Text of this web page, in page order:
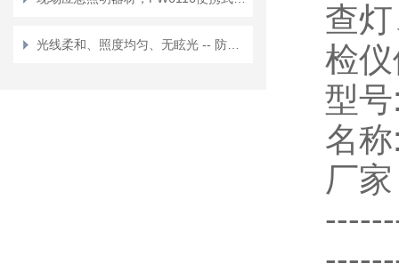
查灯
检仪
型号
名称
厂